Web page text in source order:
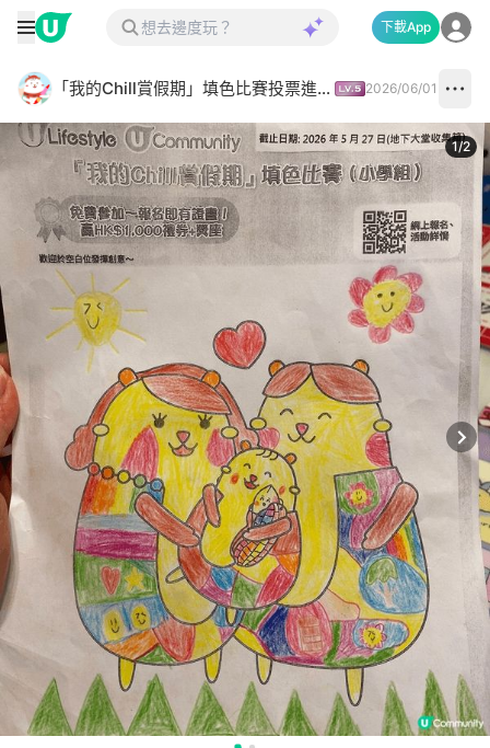
下載App
「我的Chill賞假期」填色比賽投票進行中✅ 2026/06/01
1/2